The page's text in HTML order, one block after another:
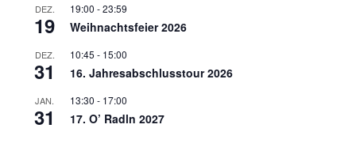
DEZ.
19
19:00 -23:59
Weihnachtsfeier 2026
DEZ.
31
10:45 - 15:00
16. Jahresabschlusstour 2026
JAN.
31
13:30 - 17:00
17. O’ Radln 2027